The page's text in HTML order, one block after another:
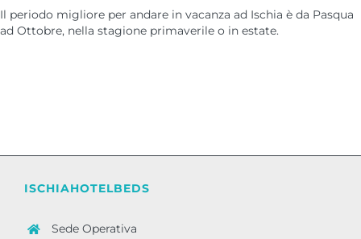
Il periodo migliore per andare in vacanza ad Ischia è da Pasqua
ad Ottobre, nella stagione primaverile o in estate.
ISCHIAHOTELBEDS
Sede Operativa